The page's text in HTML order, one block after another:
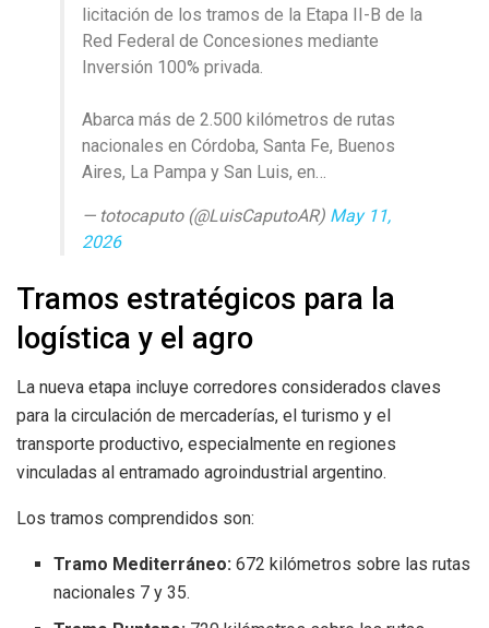
licitación de los tramos de la Etapa II-B de la
Red Federal de Concesiones mediante
Inversión 100% privada.
Abarca más de 2.500 kilómetros de rutas
nacionales en Córdoba, Santa Fe, Buenos
Aires, La Pampa y San Luis, en…
— totocaputo (@LuisCaputoAR) May 11,
2026
Tramos estratégicos para la
logística y el agro
La nueva etapa incluye corredores considerados claves
para la circulación de mercaderías, el turismo y el
transporte productivo, especialmente en regiones
vinculadas al entramado agroindustrial argentino.
Los tramos comprendidos son:
Tramo Mediterráneo: 672 kilómetros sobre las rutas
nacionales 7 y 35.